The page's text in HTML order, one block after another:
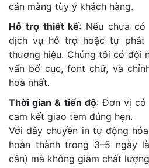
cán màng tùy ý khách hàng.
Hỗ trợ thiết kế: Nếu chưa
dịch vụ hỗ trợ hoặc tự
thương hiệu. Chúng tôi có đội
vấn bố cục, font chữ, và
hoà nhất.
Thời gian & tiến độ: Đơn vị có
cam kết giao tem đúng hẹn.
Với dây chuyền in tự động
hoàn thành trong 3–5 ngày
cần) mà không giảm chất